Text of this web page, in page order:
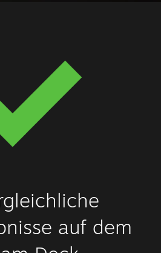
auf dem